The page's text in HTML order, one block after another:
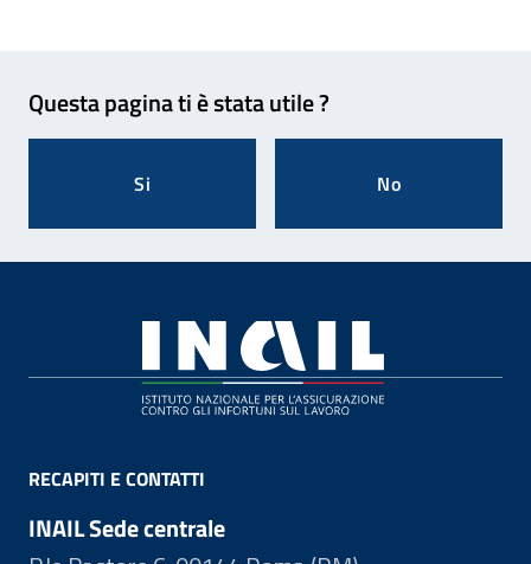
Questa pagina ti è stata utile ?
Si No
RECAPITI E CONTATTI
INAIL Sede centrale